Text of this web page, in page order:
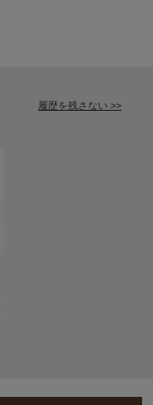
履歴を残さない >>